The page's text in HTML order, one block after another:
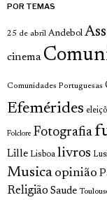
POR TEMAS
25 de abril Andebol
cinema
Comunidades Portuguesas
Efemérides
Folclore Fotografia
Lille Lisboa livros
Musica opinião
Religião Saude